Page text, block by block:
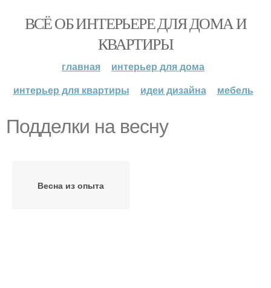
ВСЁ ОБ ИНТЕРЬЕРЕ ДЛЯ ДОМА И
КВАРТИРЫ
главная
интерьер для дома
интерьер для квартиры
идеи дизайна мебель
Подделки на весну
Весна из опыта